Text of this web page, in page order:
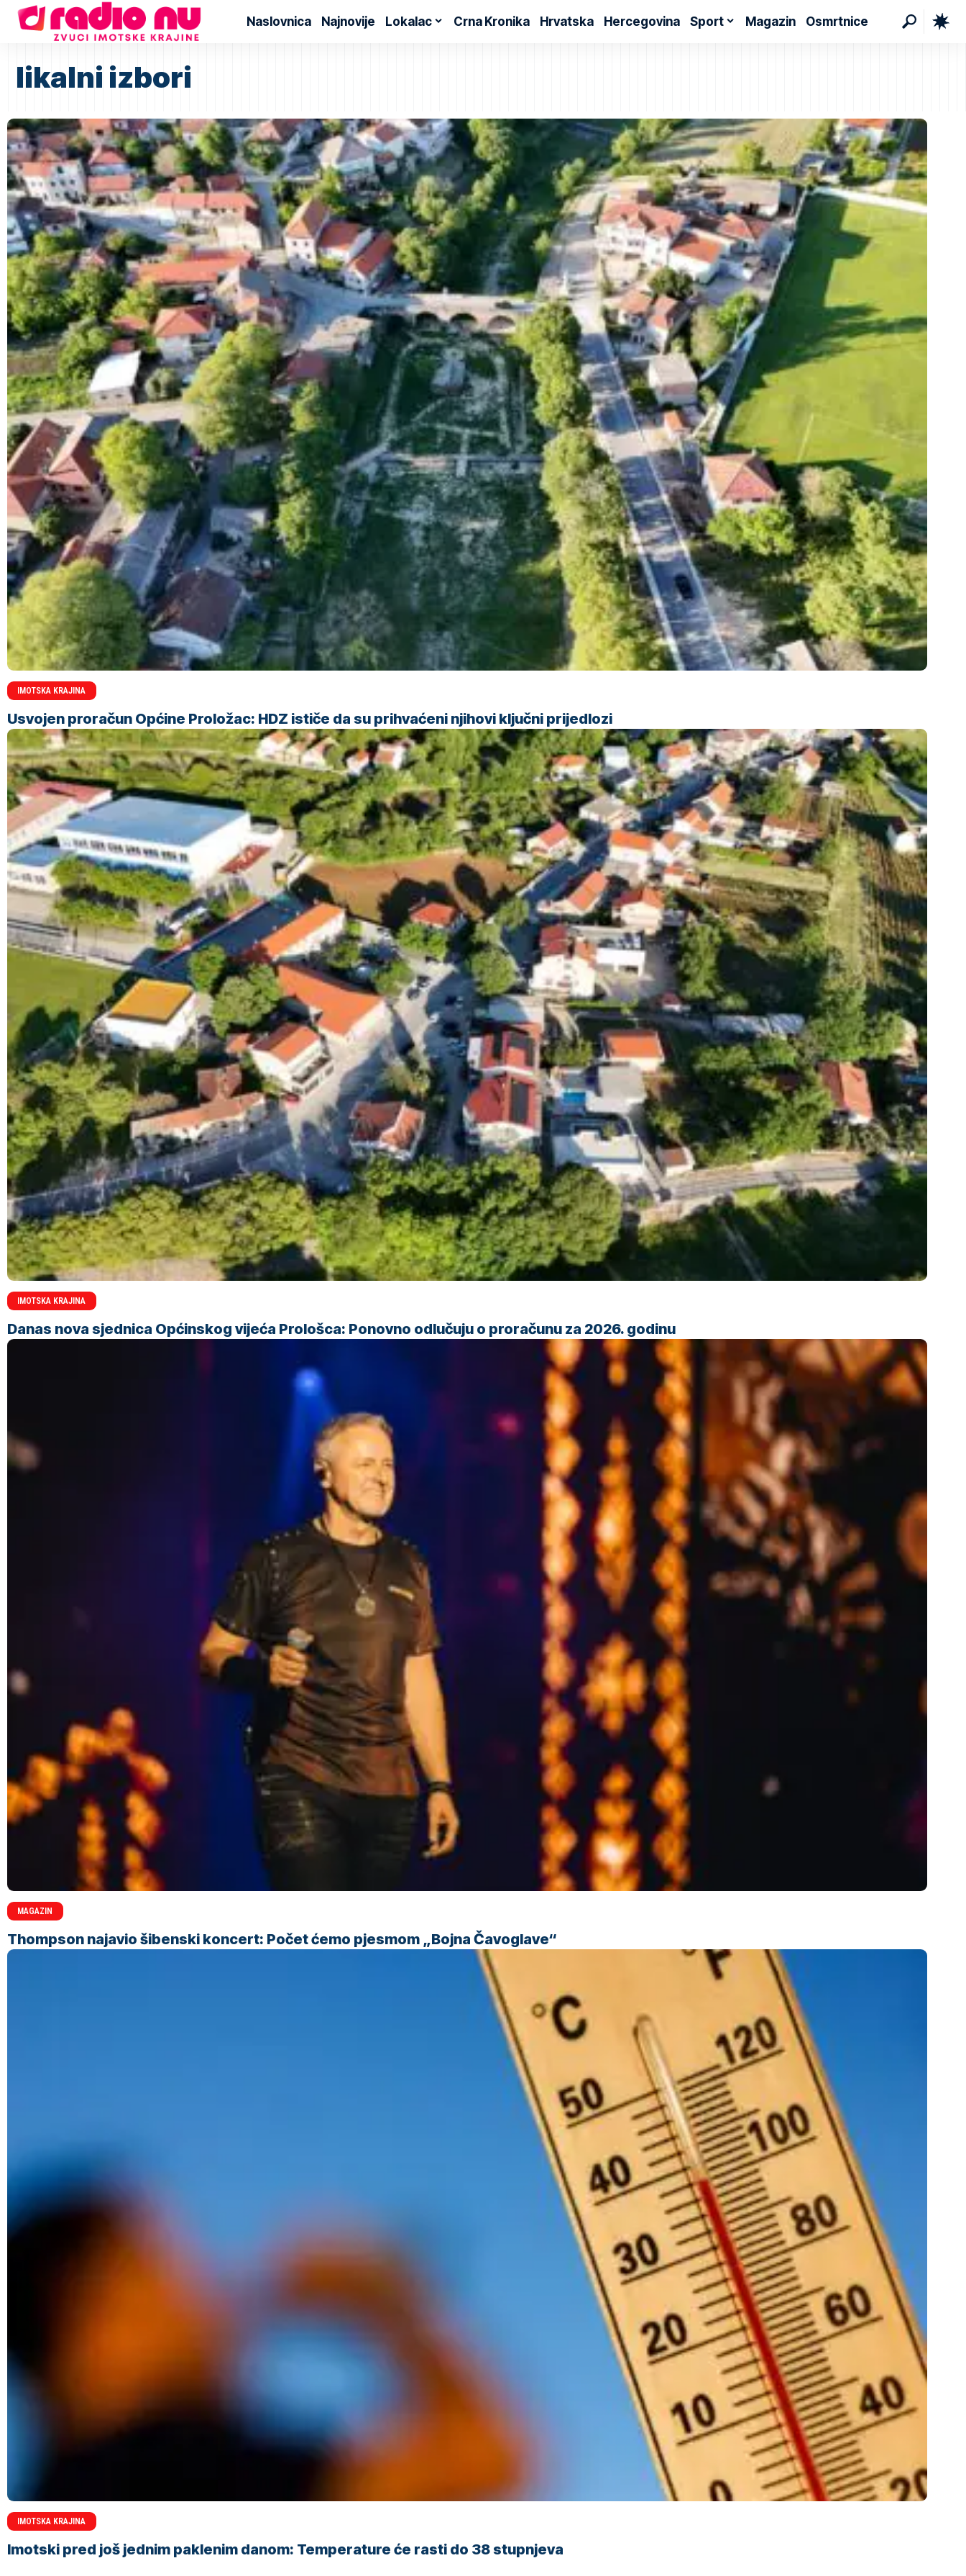
Naslovnica Najnovije Lokalac Crna Kronika Hrvatska Hercegovina Sport Magazin Osmrtnice
likalni izbori
IMOTSKA KRAJINA
Usvojen proračun Općine Proložac: HDZ ističe da su prihvaćeni njihovi ključni prijedlozi
IMOTSKA KRAJINA
Danas nova sjednica Općinskog vijeća Prološca: Ponovno odlučuju o proračunu za 2026. godinu
MAGAZIN
Thompson najavio šibenski koncert: Počet ćemo pjesmom „Bojna Čavoglave“
IMOTSKA KRAJINA
Imotski pred još jednim paklenim danom: Temperature će rasti do 38 stupnjeva